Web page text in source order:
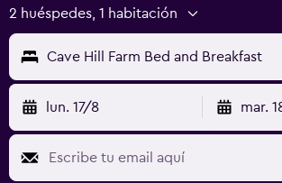
2 huéspedes, 1 habitación
Cave Hill Farm Bed and Breakfast
lun. 17/8 mar.